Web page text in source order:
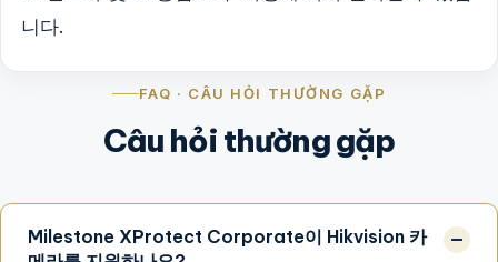
니다.
FAQ · CÂU HỎI THƯỜNG GẶP
Câu hỏi thường gặp
Milestone XProtect Corporate이 Hikvision 카